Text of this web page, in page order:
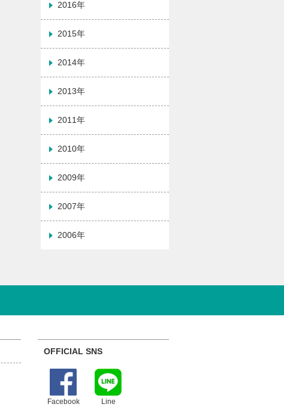
2016年
2015年
2014年
2013年
2011年
2010年
2009年
2007年
2006年
OFFICIAL SNS
Facebook Line